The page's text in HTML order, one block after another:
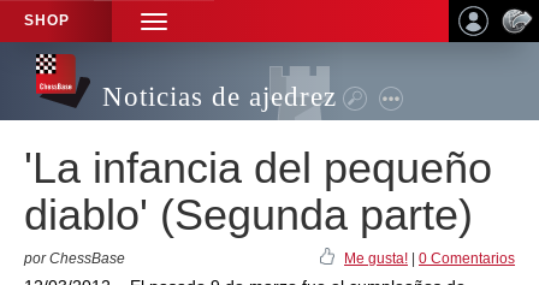
SHOP
TOGGLE
NAVIGATION
Noticias de ajedrez
'La infancia del pequeño
diablo' (Segunda parte)
por ChessBase Me gusta! 0 Comentarios